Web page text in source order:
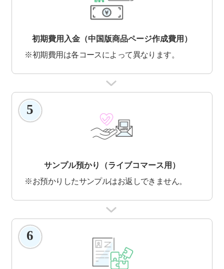
初期費用入金（中国版商品ページ作成費用）
※初期費用は各コースによって異なります。
5
サンプル預かり（ライブコマース用）
※お預かりしたサンプルはお返しできません。
6